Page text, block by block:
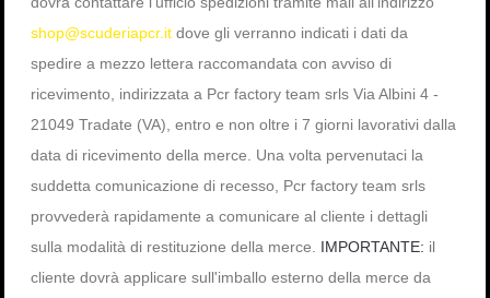
shop@scuderiapcr.it dove gli verranno indicati i dati da
spedire a mezzo lettera raccomandata con avviso di
ricevimento, indirizzata a Pcr factory team srls Via Albini 4 -
21049 Tradate (VA), entro e non oltre i 7 giorni lavorativi dalla
data di ricevimento della merce. Una volta pervenutaci la
suddetta comunicazione di recesso, Pcr factory team srls
provvederà rapidamente a comunicare al cliente i dettagli
sulla modalità di restituzione della merce. IMPORTANTE: il
cliente dovrà applicare sull'imballo esterno della merce da